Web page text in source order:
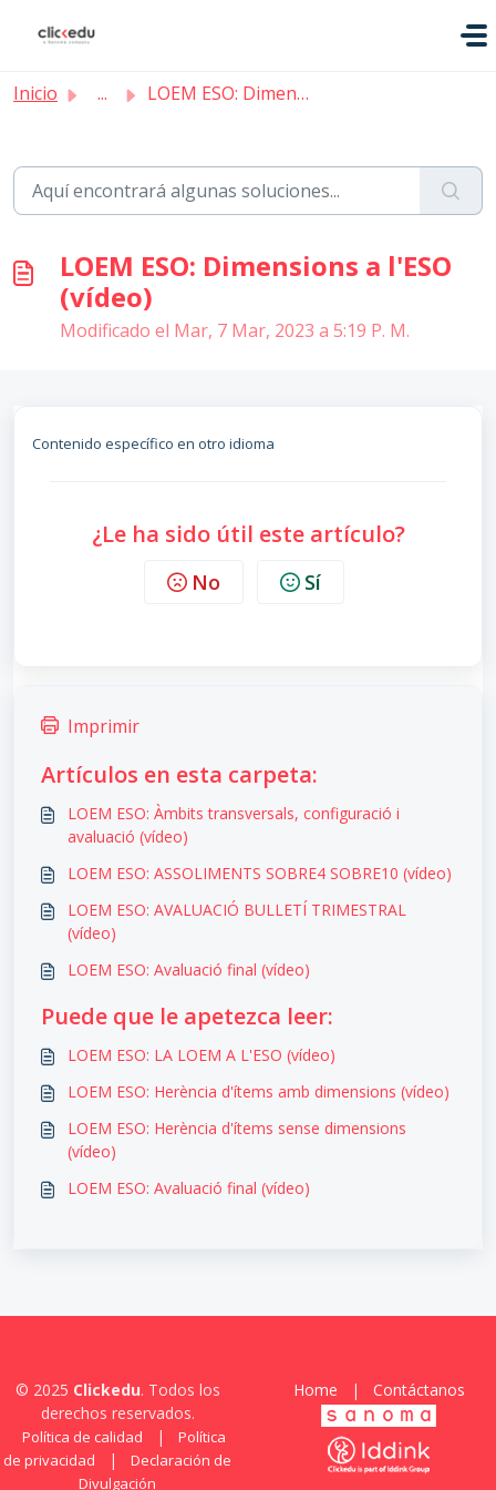
Inicio ... LOEM ESO: Dimensions a l'ESO (vídeo)
LOEM ESO: Dimensions a l'ESO
(vídeo)
Modificado el Mar, 7 Mar, 2023 a 5:19 P. M.
Contenido específico en otro idioma
¿Le ha sido útil este artículo?
No Sí
Imprimir
Artículos en esta carpeta:
LOEM ESO: Àmbits transversals, configuració i
avaluació (vídeo)
LOEM ESO: ASSOLIMENTS SOBRE4 SOBRE10 (vídeo)
LOEM ESO: AVALUACIÓ BULLETÍ TRIMESTRAL
(vídeo)
LOEM ESO: Avaluació final (vídeo)
Puede que le apetezca leer:
LOEM ESO: LA LOEM A L'ESO (vídeo)
LOEM ESO: Herència d'ítems amb dimensions (vídeo)
LOEM ESO: Herència d'ítems sense dimensions
(vídeo)
LOEM ESO: Avaluació final (vídeo)
© 2025 Clickedu. Todos los
derechos reservados.
Política de calidad |
Política
de privacidad
|
Declaración de
Divulgación
Home | Contáctanos